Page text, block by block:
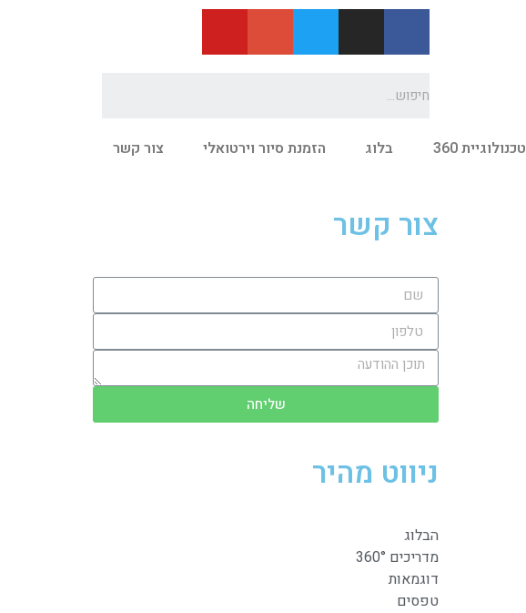
טכנולוגיית 360 בלוג הזמנת סיור וירטואלי
צור קשר
צור קשר
שליחה
ניווט מהיר
הבלוג
מדריכים 360°
דוגמאות
טפסים